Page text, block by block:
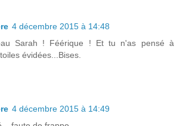
4 décembre 2015 à 14:48
Sarah ! Féérique ! Et tu n'as pensé à
évidées...Bises.
4 décembre 2015 à 14:49